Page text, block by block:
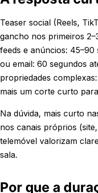
Teaser social (Reels,
gancho nos primeiros
feeds e anúncios:
ou email: 60 segundos
propriedades
mais um corte curto
Na dúvida, mais curto
nos canais próprios
telemóvel valorizam
sala.
Por que a